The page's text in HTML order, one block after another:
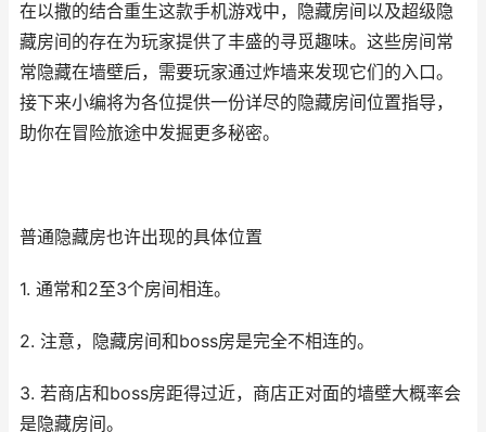
在以撒的结合重生这款手机游戏中，隐藏房间以及超级隐
藏房间的存在为玩家提供了丰盛的寻觅趣味。这些房间常
常隐藏在墙壁后，需要玩家通过炸墙来发现它们的入口。
接下来小编将为各位提供一份详尽的隐藏房间位置指导，
助你在冒险旅途中发掘更多秘密。
普通隐藏房也许出现的具体位置
1. 通常和2至3个房间相连。
2. 注意，隐藏房间和boss房是完全不相连的。
3. 若商店和boss房距得过近，商店正对面的墙壁大概率会
是隐藏房间。